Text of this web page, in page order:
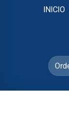
INICIO